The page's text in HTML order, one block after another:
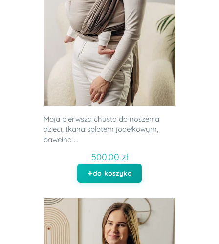
Moja pierwsza chusta do noszenia
dzieci, tkana splotem jodełkowym,
bawełna ...
500.00 zł
do koszyka